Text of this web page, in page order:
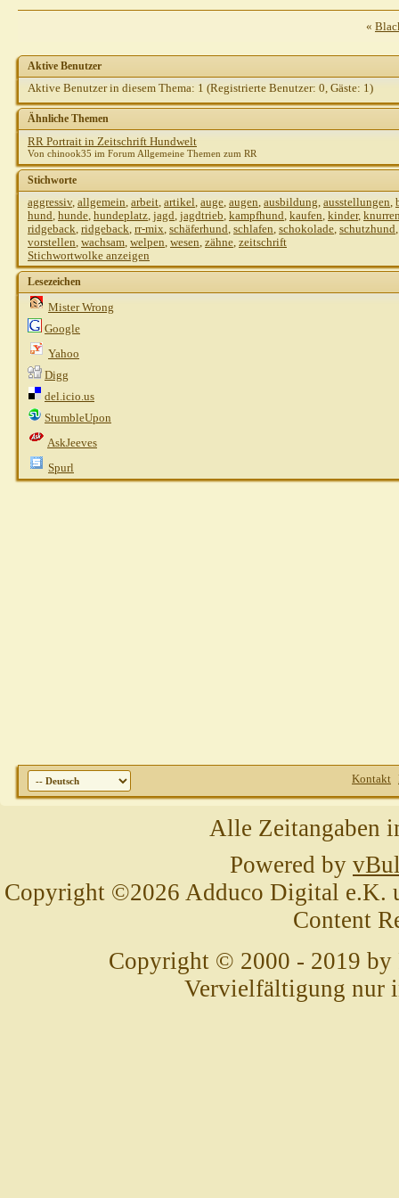
Ralph Schober [QUOTE]Original geschrieben...07.08.2001,23:21
Dieter Degen Hallo Ralph! Grüße an die...08.08.2001,13:03
Ralph Schober Hi Webmaster, werde die...08.08.2001,14:26
«
Aktive Benutzer
Aktive Benutzer in diesem Thema: 1 (Registrierte Benutzer: 0, Gäste: 1)
Ähnliche Themen
RR Portrait in Zeitschrift Hundwelt
Von chinook35 im Forum Allgemeine Themen zum RR
Stichworte
aggressiv, allgemein arbeit artikel auge augen ausbildung ausstellungen
hund hunde hundeplatz jagd jagdtrieb kampfhund kaufen kinder,
ridgeback ridgeback rr-mix schäferhund schlafen schokolade schutzhund
vorstellen wachsam welpen wesen zähne zeitschrift
Stichwortwolke anzeigen
Lesezeichen
Mister Wrong
Google
Yahoo
Digg
del.icio.us
StumbleUpon
AskJeeves
Spurl
Kontakt
Alle Zeitangaben
Powered by
Copyright ©2026 Adduco Digital e.K.
Content
Copyright © 2000 - 2019 by
Vervielfältigung nur